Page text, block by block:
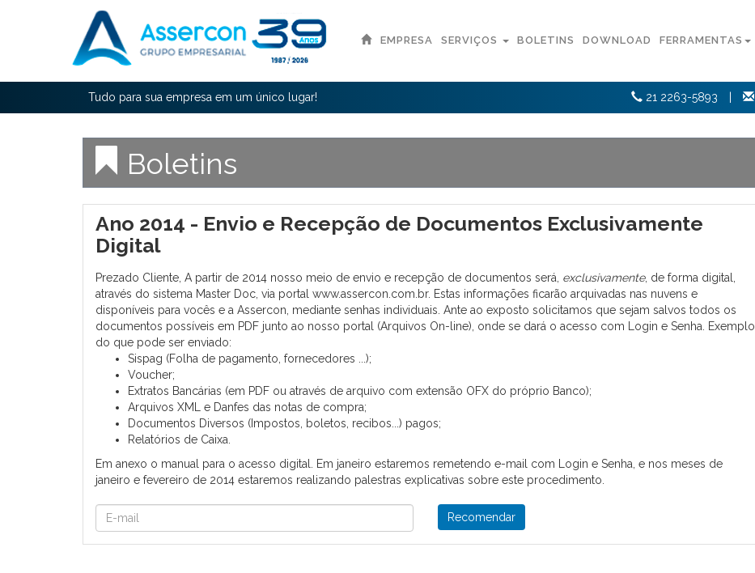
EMPRESA SERVIÇOS BOLETINS DOWNLOAD FERRAMENTAS
Tudo para sua empresa em um único lugar! 21 2263-5893
Boletins
Ano 2014 - Envio e Recepção de Documentos Exclusivamente
Digital
Prezado Cliente, A partir de 2014 nosso meio de envio e recepção de documentos será, exclusivamente, de forma digital,
através do sistema Master Doc, via portal www.assercon.com.br. Estas informações ficarão arquivadas nas nuvens e
disponíveis para vocês e a Assercon, mediante senhas individuais. Ante ao exposto solicitamos que sejam salvos todos os
documentos possíveis em PDF junto ao nosso portal (Arquivos On-line), onde se dará o acesso com Login e Senha. Exemplo
do que pode ser enviado:
Sispag (Folha de pagamento, fornecedores ...);
Voucher;
Extratos Bancárias (em PDF ou através de arquivo com extensão OFX do próprio Banco);
Arquivos XML e Danfes das notas de compra;
Documentos Diversos (Impostos, boletos, recibos...) pagos;
Relatórios de Caixa.
Em anexo o manual para o acesso digital. Em janeiro estaremos remetendo e-mail com Login e Senha, e nos meses de
janeiro e fevereiro de 2014 estaremos realizando palestras explicativas sobre este procedimento.